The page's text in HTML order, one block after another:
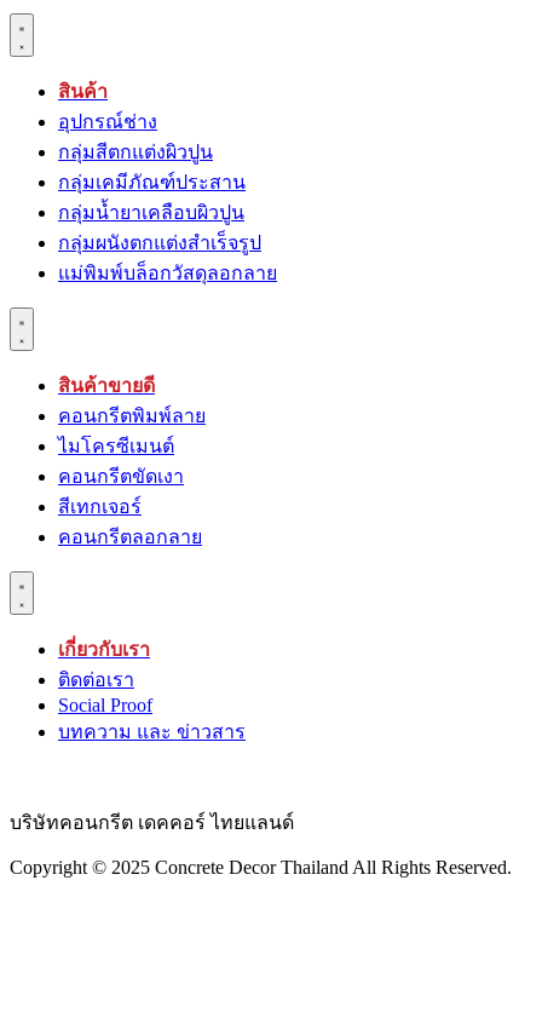
สินค้า
อุปกรณ์ช่าง
กลุ่มสีตกแต่งผิวปูน
กลุ่มเคมีภัณฑ์ประสาน
กลุ่มนํ้ายาเคลือบผิวปูน
กลุ่มผนังตกแต่งสำเร็จรูป
แม่พิมพ์บล็อกวัสดุลอกลาย
สินค้าขายดี
คอนกรีตพิมพ์ลาย
ไมโครซีเมนต์
คอนกรีตขัดเงา
สีเทกเจอร์
คอนกรีตลอกลาย
เกี่ยวกับเรา
ติดต่อเรา
Social Proof
บทความ และ ข่าวสาร
บริษัทคอนกรีต เดคคอร์ ไทยแลนด์
Copyright © 2025 Concrete Decor Thailand All Rights Reserved.​